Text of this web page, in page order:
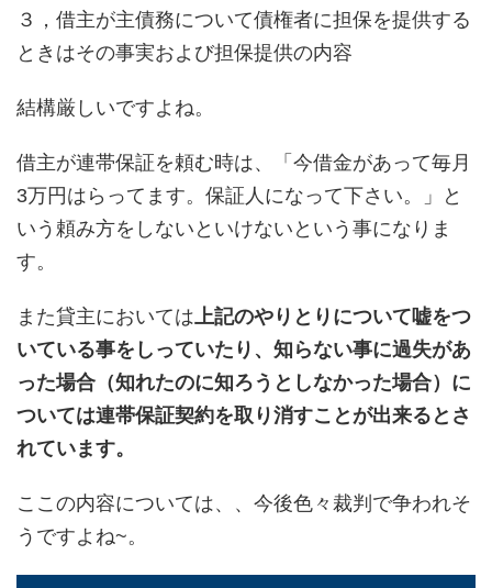
３，借主が主債務について債権者に担保を提供する
ときはその事実および担保提供の内容
結構厳しいですよね。
借主が連帯保証を頼む時は、「今借金があって毎月
3万円はらってます。保証人になって下さい。」と
いう頼み方をしないといけないという事になりま
す。
また貸主においては上記のやりとりについて嘘をつ
いている事をしっていたり、知らない事に過失があ
った場合（知れたのに知ろうとしなかった場合）に
ついては連帯保証契約を取り消すことが出来るとさ
れています。
ここの内容については、、今後色々裁判で争われそ
うですよね~。